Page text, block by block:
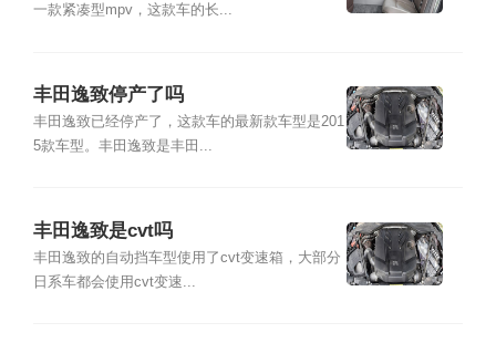
一款紧凑型mpv，这款车的长...
丰田逸致停产了吗
丰田逸致已经停产了，这款车的最新款车型是201
5款车型。丰田逸致是丰田...
丰田逸致是cvt吗
丰田逸致的自动挡车型使用了cvt变速箱，大部分
日系车都会使用cvt变速...